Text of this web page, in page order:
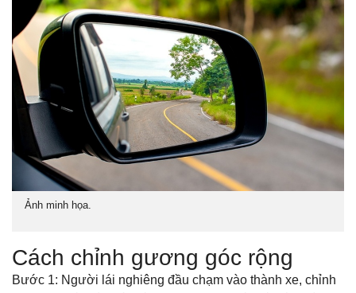
Ảnh minh họa.
Cách chỉnh gương góc rộng
Bước 1: Người lái nghiêng đầu chạm vào thành xe, chỉnh